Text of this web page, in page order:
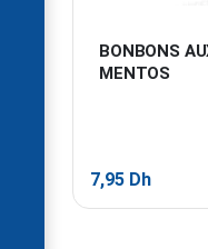
BONBONS
MENTOS
7,95 Dh